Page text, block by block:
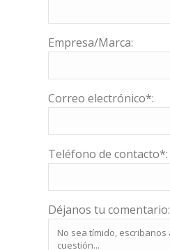
Empresa/Marca:
Correo electrónico*:
Teléfono de contacto*:
Déjanos tu comentario: